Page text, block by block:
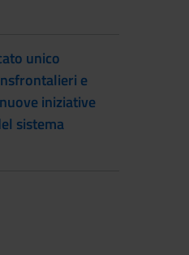
unico
e
iniziative
sistema